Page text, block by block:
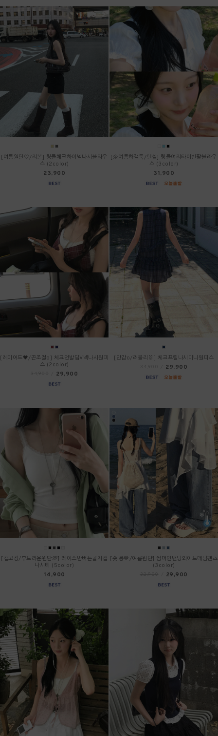
[여름원단🤍/리본] 링클체크하이넥나시블라우
스 (2color)
23,900
[🌼여름하객룩/텐셀] 링클여리타이반팔블라우
스 (3color)
31,900
[레이어드🖤/끈조절o] 체크언발딥V넥나시원피
스 (2color)
29,900
[안감o/러블리🐰] 체크프릴나시미니원피스
29,900
[캡고정/부드러운원단💭] 레이스반버튼골지캡
나시티 (5color)
14,900
[숏,롱💙/여름원단] 썸머인밴딩와이드데님팬츠
(3color)
29,900